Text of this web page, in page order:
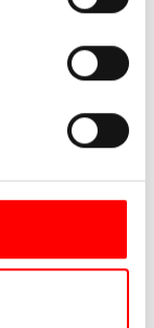
B
- 15.05.
- 25.09.